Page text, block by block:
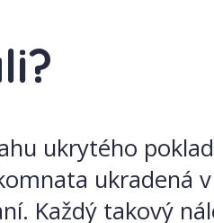
ukrytého
ukradená
Každý takový